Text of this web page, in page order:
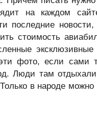
на каждом
последние
стоимость
фото, если сами
Люди там
в народе